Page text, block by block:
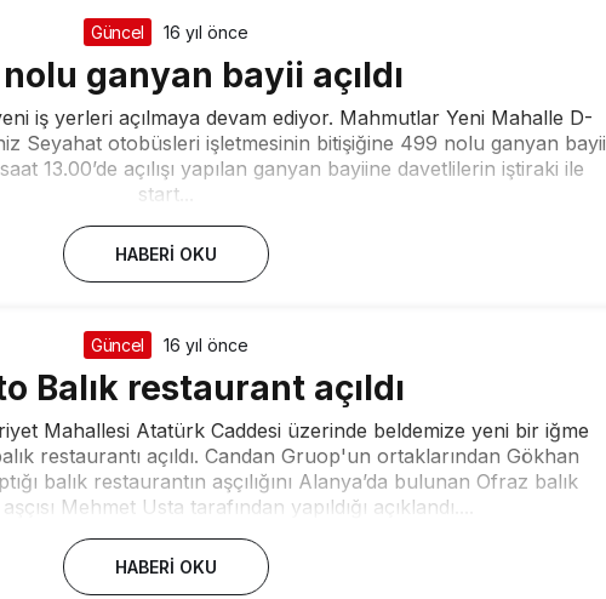
Güncel 16 yıl önce
ganyan bayii açıldı
iş yerleri açılmaya devam ediyor. Mahmutlar Yeni Mahalle D-
Seyahat otobüsleri işletmesinin bitişiğine 499 nolu ganyan bayii
13.00’de açılışı yapılan ganyan bayiine davetlilerin iştiraki ile
start...
HABERI OKU
Güncel 16 yıl önce
Balık restaurant açıldı
Mahallesi Atatürk Caddesi üzerinde beldemize yeni bir iğme
restaurantı açıldı. Candan Gruop'un ortaklarından Gökhan
balık restaurantın aşçılığını Alanya’da bulunan Ofraz balık
Mehmet Usta tarafından yapıldığı açıklandı....
HABERI OKU